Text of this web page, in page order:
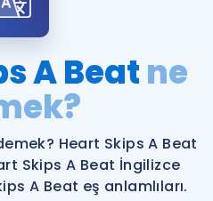
onlarca eğitim seni
İngilizce Gramer
A Beatne
Heart Skips A Beat
Skips A Beat İngilizce
A Beat eş anlamlıları.